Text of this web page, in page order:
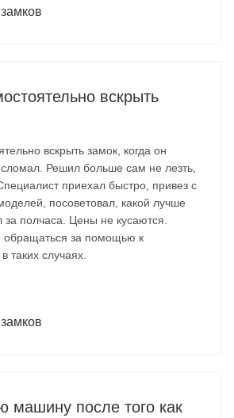
вскрыть
вскрыть замок, когда он
сломал. Решил больше сам не лезть,
приехал быстро, привез с
посоветовал, какой лучше
полчаса. Цены не кусаются.
обращаться за помощью к
таких случаях.
машину после того как